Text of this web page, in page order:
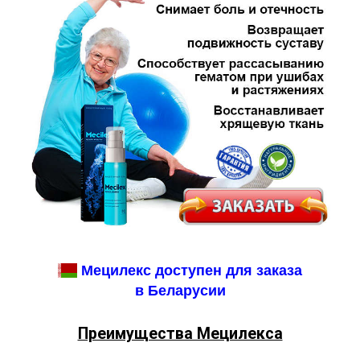
Мецилекс доступен для заказа
в Беларусии
Преимущества Мецилекса